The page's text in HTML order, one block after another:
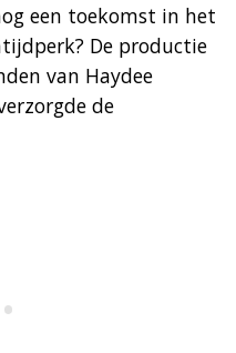
een toekomst in het
De productie
van Haydee
de